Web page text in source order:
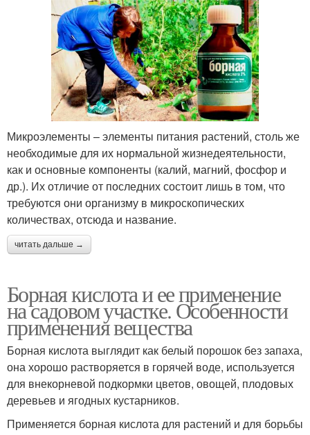
Мочевина в огороде Применение в саду
Применение в
автомобиле
Применения в саду
Применение для
тепличных огурцов
Кислоты на огороде
Применение в
Микроэлементы – элементы питания растений, столь же
необходимые для их нормальной жизнедеятельности,
как и основные компоненты (калий, магний, фосфор и
др.). Их отличие от последних состоит лишь в том, что
требуются они организму в микроскопических
количествах, отсюда и название.
читать дальше →
Борная кислота и ее применение
на садовом участке. Особенности
применения вещества
Борная кислота выглядит как белый порошок без запаха,
она хорошо растворяется в горячей воде, используется
для внекорневой подкормки цветов, овощей, плодовых
деревьев и ягодных кустарников.
Применяется борная кислота для растений и для борьбы